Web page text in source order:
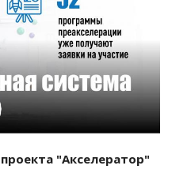
"Акселератор"